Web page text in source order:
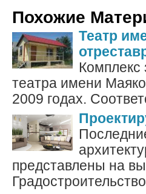
Похожие
Театр
Комплекс
театра имени
2009 годах.
представлены на